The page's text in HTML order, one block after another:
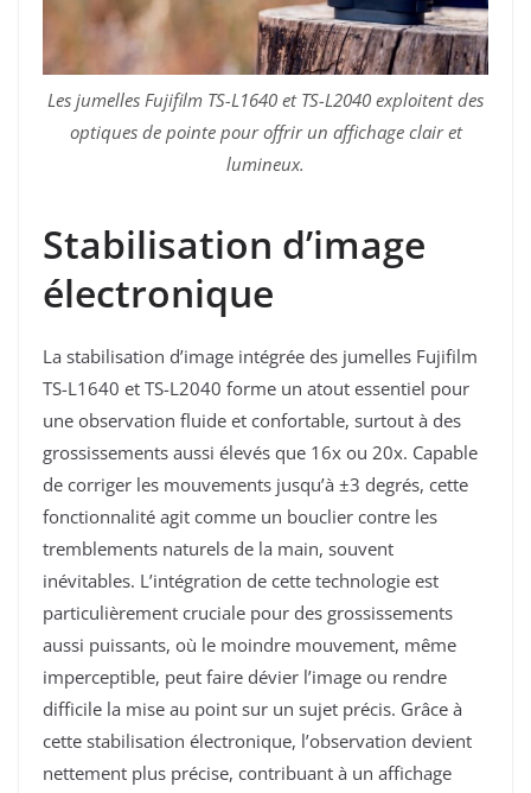
Les jumelles Fujifilm TS-L1640 et TS-L2040 exploitent des
optiques de pointe pour offrir un affichage clair et
lumineux.
Stabilisation d’image
électronique
La stabilisation d’image intégrée des jumelles Fujifilm
TS-L1640 et TS-L2040 forme un atout essentiel pour
une observation fluide et confortable, surtout à des
grossissements aussi élevés que 16x ou 20x. Capable
de corriger les mouvements jusqu’à ±3 degrés, cette
fonctionnalité agit comme un bouclier contre les
tremblements naturels de la main, souvent
inévitables. L’intégration de cette technologie est
particulièrement cruciale pour des grossissements
aussi puissants, où le moindre mouvement, même
imperceptible, peut faire dévier l’image ou rendre
difficile la mise au point sur un sujet précis. Grâce à
cette stabilisation électronique, l’observation devient
nettement plus précise, contribuant à un affichage